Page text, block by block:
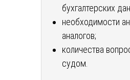
бухгалтерских
необходимости
аналогов;
количества
судом.